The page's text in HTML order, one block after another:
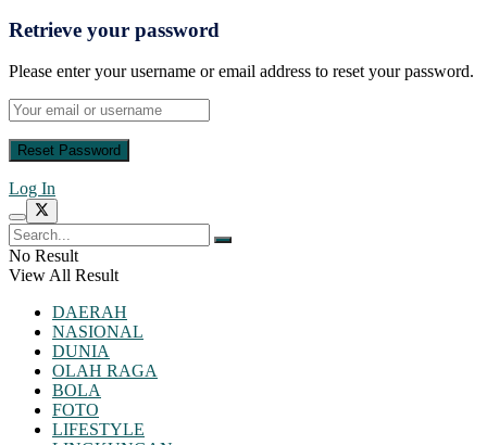
Retrieve your password
Please enter your username or email address to reset your password.
Log In
No Result
View All Result
DAERAH
NASIONAL
DUNIA
OLAH RAGA
BOLA
FOTO
LIFESTYLE